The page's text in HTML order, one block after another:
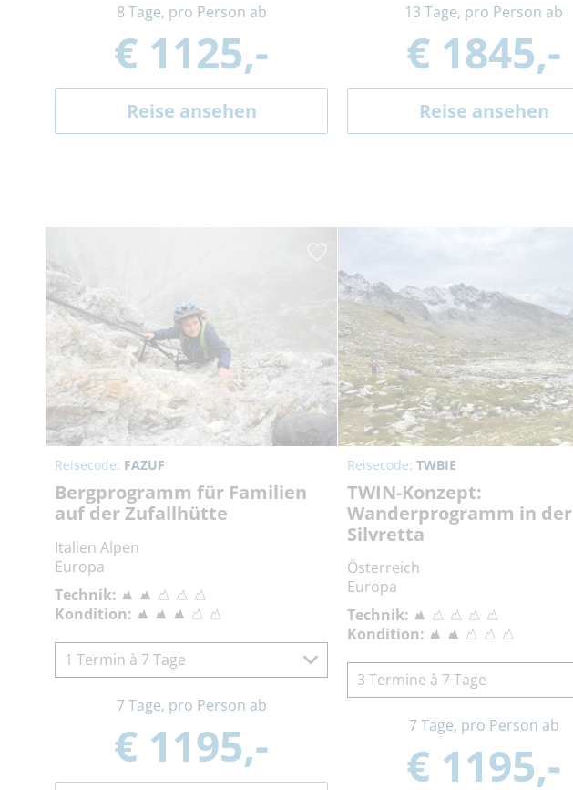
8 Tage, pro Person ab
€ 1125,-
Reise ansehen
13 Tage, pro Person ab
€ 1845,-
Reise ansehen
Reisecode: FAZUF
Bergprogramm für Familien
auf der Zufallhütte
Italien Alpen
Europa
Technik:
Kondition:
1 Termin à 7 Tage
7 Tage, pro Person ab
€ 1195,-
Reisecode: TWBIE
TWIN-Konzept:
Wanderprogramm in der
Silvretta
Österreich
Europa
Technik:
Kondition:
3 Termine à 7 Tage
7 Tage, pro Person ab
€ 1195,-